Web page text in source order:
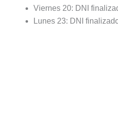
Viernes 20: DNI
Lunes 23: DNI